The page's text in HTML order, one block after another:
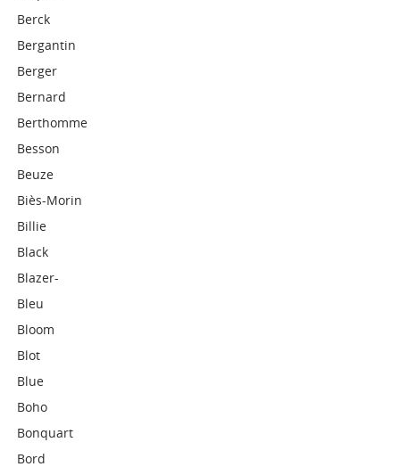
Berck
Bergantin
Berger
Bernard
Berthomme
Besson
Beuze
Biès-Morin
Billie
Black
Blazer-
Bleu
Bloom
Blot
Blue
Boho
Bonquart
Bord